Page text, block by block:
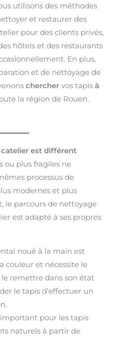
utilisons des méthodes
et restaurer des
pour des clients privés,
hôtels et des restaurants
En plus,
et de nettoyage de
chercher vos tapis à
la région de Rouen.
est différent
ou plus fragiles ne
processus de
modernes et plus
le parcours de nettoyage
est adapté à ses propres
noué à la main est
couleur et nécessite le
remettre dans son état
le tapis d’effectuer un
pour les tapis
naturels à partir de